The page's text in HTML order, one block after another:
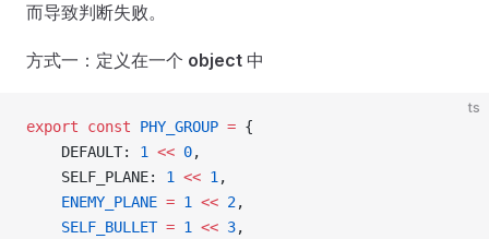
而导致判断失败。
方式一：定义在一个 object 中
ts
export const PHY_GROUP = {
    DEFAULT:
1 << 0,
    SELF_PLANE:
1 << 1 ,
    ENEMY_PLANE
= 1 << 2,
    SELF_BULLET
= 1 << 3,